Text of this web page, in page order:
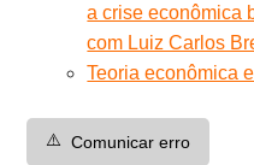
a crise econômica
com Luiz Carlos
Teoria econômica
⚠️ Comunicar erro